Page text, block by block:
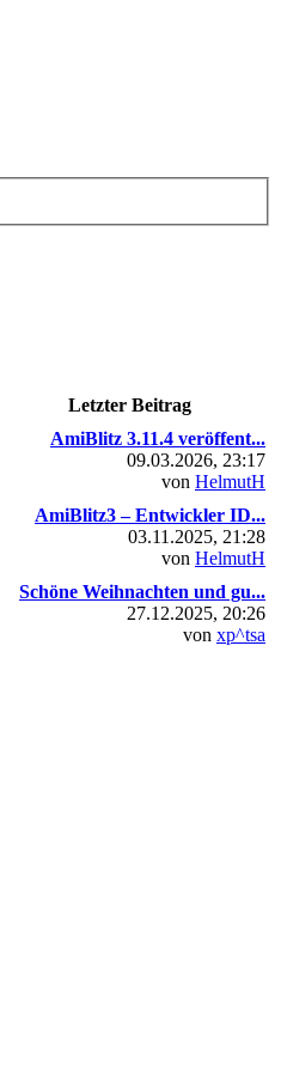
Letzter Beitrag
AmiBlitz 3.11.4 veröffent...
09.03.2026, 23:17
von HelmutH
AmiBlitz3 – Entwickler ID...
03.11.2025, 21:28
von HelmutH
Schöne Weihnachten und gu...
27.12.2025, 20:26
von xp^tsa